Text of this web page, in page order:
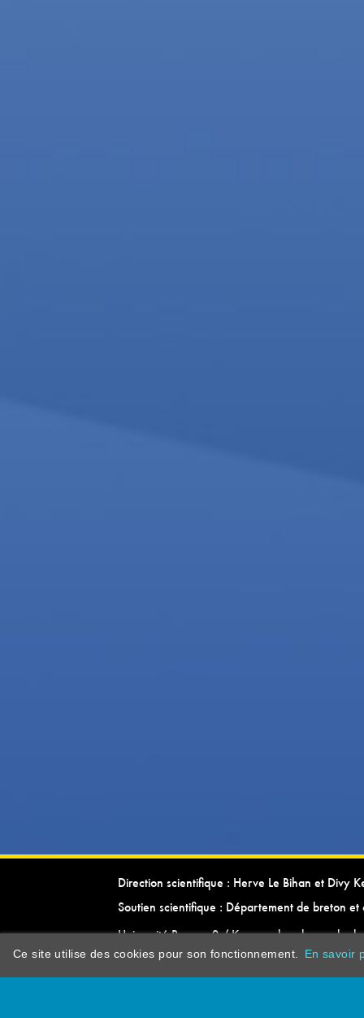
Direction scientifique : Herve Le Bihan et Divy
Soutien scientifique : Département de breton et
Université Rennes 2 / Kevrenn brezhoneg ha
Ce site utilise des cookies pour son fonctionnement. En savoir